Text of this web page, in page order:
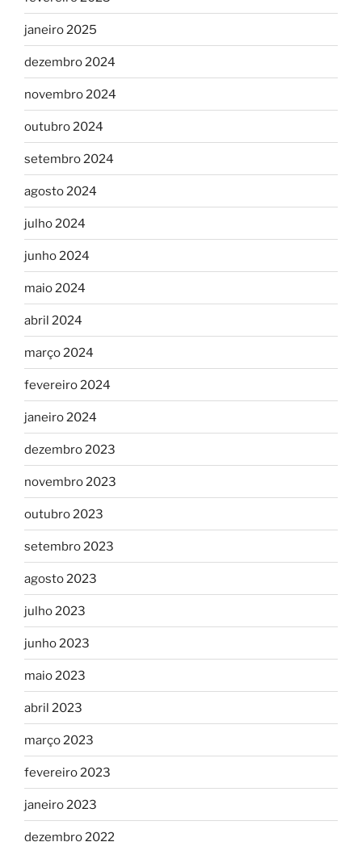
janeiro 2025
dezembro 2024
novembro 2024
outubro 2024
setembro 2024
agosto 2024
julho 2024
junho 2024
maio 2024
abril 2024
março 2024
fevereiro 2024
janeiro 2024
dezembro 2023
novembro 2023
outubro 2023
setembro 2023
agosto 2023
julho 2023
junho 2023
maio 2023
abril 2023
março 2023
fevereiro 2023
janeiro 2023
dezembro 2022